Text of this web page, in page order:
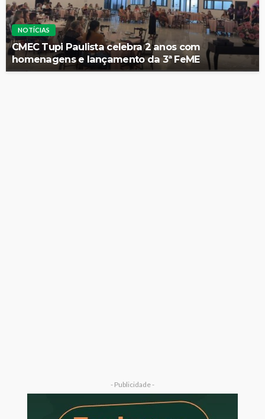
NOTÍCIAS
CMEC Tupi Paulista celebra 2 anos com
homenagens e lançamento da 3ª FeME
- Publicidade -